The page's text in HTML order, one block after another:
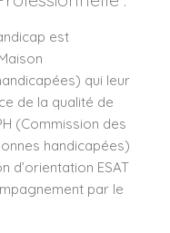
est
qui leur
de la qualité de
(Commission des
handicapées)
d’orientation ESAT
par le